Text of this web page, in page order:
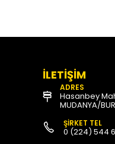
İLETİŞİM
ADRES
Hasanbey
MUDANYA/
ŞİRKET TEL
0 (224) 544